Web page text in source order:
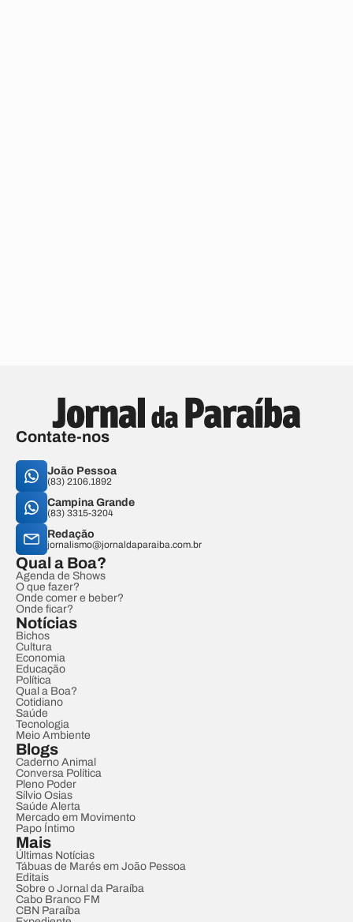
Contate-nos
João Pessoa
(83) 2106.1892
Campina Grande
(83) 3315-3204
Redação
jornalismo@jornaldaparaiba.com.br
Qual a Boa?
Agenda de Shows
O que fazer?
Onde comer e beber?
Onde ficar?
Notícias
Bichos
Cultura
Economia
Educação
Política
Qual a Boa?
Cotidiano
Saúde
Tecnologia
Meio Ambiente
Blogs
Caderno Animal
Conversa Política
Pleno Poder
Sílvio Osias
Saúde Alerta
Mercado em Movimento
Papo Íntimo
Mais
Últimas Notícias
Tábuas de Marés em João Pessoa
Editais
Sobre o Jornal da Paraíba
Cabo Branco FM
CBN Paraíba